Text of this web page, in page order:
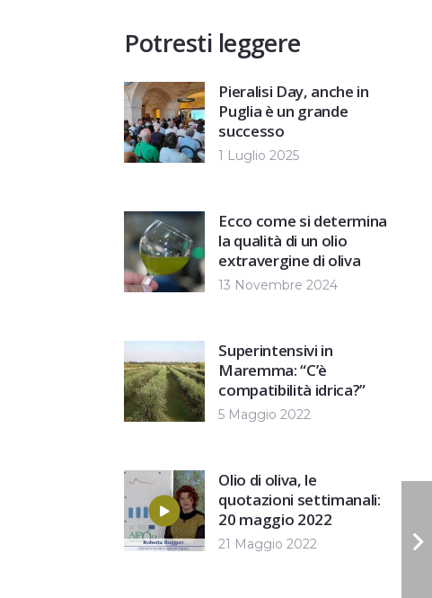
Potresti leggere
Pieralisi Day, anche in
Puglia è un grande
successo
1 Luglio 2025
Ecco come si determina
la qualità di un olio
extravergine di oliva
13 Novembre 2024
Superintensivi in
Maremma: “C’è
compatibilità idrica?”
5 Maggio 2022
Olio di oliva, le
quotazioni settimanali:
20 maggio 2022
21 Maggio 2022